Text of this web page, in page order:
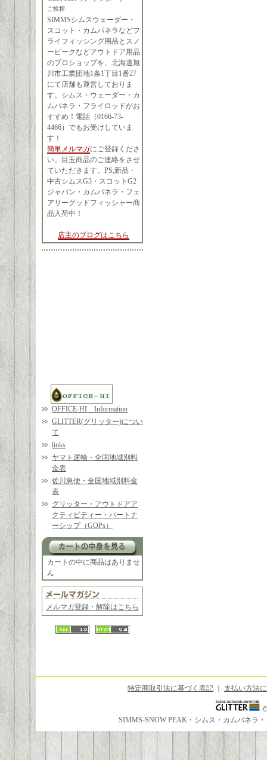
ご挨拶
SIMMSシムスウェーダー・
スコット・カムパネラなどフ
ライフィッシング用品とスノ
ーピークなどアウトドア用品
のプロショップを、北海道旭
川市工業団地1条1丁目1番27
にて店舗も運営しておりま
す。シムス・ウェーダー・カ
ムパネラ・フライロッドがお
すすめ！電話（0166-73-
4466）でもお受けしていま
す！
簡単メルマガにご登録くださ
い。目玉商品のご連絡をさせ
ていただきます。PS,新品・
中古シムスG3・スコットG2
ジャパン・カムパネラ・フェ
アリーグッドフィッシャー商
品入荷中！
店主のブログはこちら
OFFICE-HI Information
GLITTER(グリッター)につい
て
links
ヤマト運輸・全国地域別料
金表
佐川急便・全国地域別料金
表
グリッター・アウトドアア
クティビティー・パートナ
ーシップ（GOPs）
カートの中に商品はありませ
ん
メルマガ登録・解除はこちら
特定商取引法に基づく表記 支払い方法
SIMMS-SNOW PEAK・シムス・カムパネラ